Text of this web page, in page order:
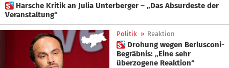
 Harsche Kritik an Julia Unterberger – „Das Absurdeste der
Veranstaltung“
Politik » Reaktion
 Drohung wegen Berlusconi-
Begräbnis: „Eine sehr
überzogene Reaktion“